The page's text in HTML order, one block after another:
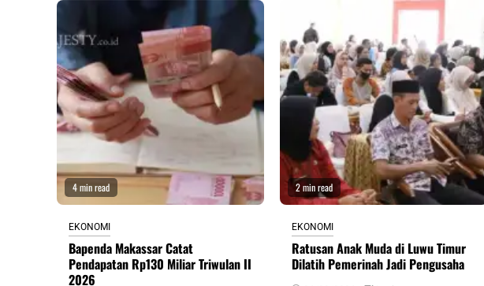
4 min read
EKONOMI
Bapenda Makassar Catat
Pendapatan Rp130 Miliar Triwulan II
2026
2 min read
EKONOMI
Ratusan Anak Muda di Luwu Timur
Dilatih Pemerinah Jadi Pengusaha